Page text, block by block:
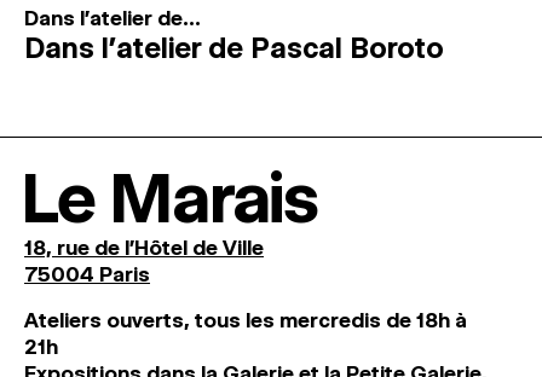
Dans l'atelier de...
Dans l’atelier de Pascal Boroto
Le Marais
18, rue de l'Hôtel de Ville
75004 Paris
Ateliers ouverts, tous les mercredis de 18h à
21h